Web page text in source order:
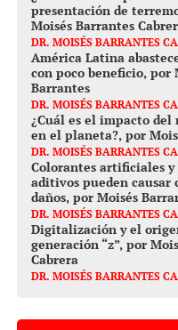
presentación de
Moisés Barrantes
DR. MOISÉS BARRANTES
América Latina
con poco beneficio, por
Barrantes
DR. MOISÉS BARRANTES
¿Cuál es el impacto
en el planeta?, por
DR. MOISÉS BARRANTES
Colorantes artificiales y
aditivos pueden causar
daños, por Moisés
DR. MOISÉS BARRANTES
Digitalización y el
generación “z”, por
Cabrera
DR. MOISÉS BARRANTES